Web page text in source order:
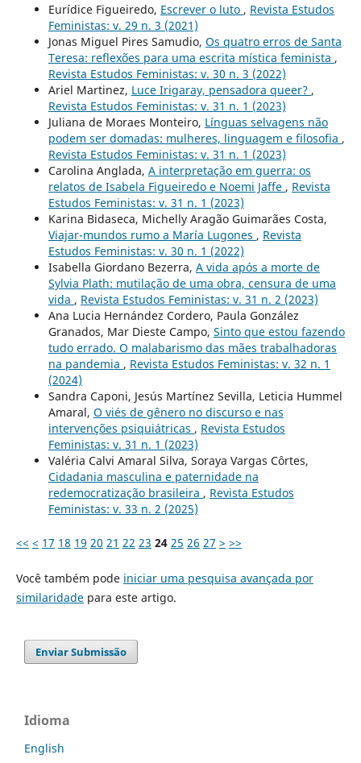
Eurídice Figueiredo, Escrever o luto , Revista Estudos
Feministas: v. 29 n. 3 (2021)
Jonas Miguel Pires Samudio, Os quatro erros de Santa
Teresa: reflexões para uma escrita mística feminista ,
Revista Estudos Feministas: v. 30 n. 3 (2022)
Ariel Martinez, Luce Irigaray, pensadora queer? ,
Revista Estudos Feministas: v. 31 n. 1 (2023)
Juliana de Moraes Monteiro, Línguas selvagens não
podem ser domadas: mulheres, linguagem e filosofia ,
Revista Estudos Feministas: v. 31 n. 1 (2023)
Carolina Anglada, A interpretação em guerra: os
relatos de Isabela Figueiredo e Noemi Jaffe , Revista
Estudos Feministas: v. 31 n. 1 (2023)
Karina Bidaseca, Michelly Aragão Guimarães Costa,
Viajar-mundos rumo a María Lugones , Revista
Estudos Feministas: v. 30 n. 1 (2022)
Isabella Giordano Bezerra, A vida após a morte de
Sylvia Plath: mutilação de uma obra, censura de uma
vida , Revista Estudos Feministas: v. 31 n. 2 (2023)
Ana Lucia Hernández Cordero, Paula González
Granados, Mar Dieste Campo, Sinto que estou fazendo
tudo errado. O malabarismo das mães trabalhadoras
na pandemia , Revista Estudos Feministas: v. 32 n. 1
(2024)
Sandra Caponi, Jesús Martínez Sevilla, Leticia Hummel
Amaral, O viés de gênero no discurso e nas
intervenções psiquiátricas , Revista Estudos
Feministas: v. 31 n. 1 (2023)
Valéria Calvi Amaral Silva, Soraya Vargas Côrtes,
Cidadania masculina e paternidade na
redemocratização brasileira , Revista Estudos
Feministas: v. 33 n. 2 (2025)
<< < 17 18 19 20 21 22 23 24 25 26 27 > >>
Você também pode iniciar uma pesquisa avançada por
similaridadepara este artigo.
Enviar Submissão
Idioma
English